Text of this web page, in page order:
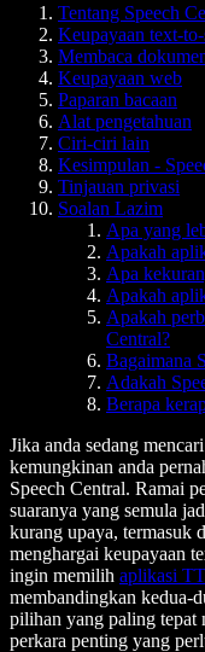
Tentang Speech
Keupayaan text-to-
Membaca
Keupayaan web
Paparan bacaan
Alat pengetahuan
Ciri-ciri lain
Kesimpulan -
Tinjauan privasi
Soalan Lazim
Apa yang
Apakah
Apa
Apakah
Apakah
Central?
Bagaimana
Adakah
Berapa
Jika anda sedang mencari
kemungkinan anda
Speech Central. Ramai
suaranya yang semula
kurang upaya, termasuk
menghargai keupayaan
ingin memilih aplikasi
membandingkan kedua-
pilihan yang paling tepat
perkara penting yang